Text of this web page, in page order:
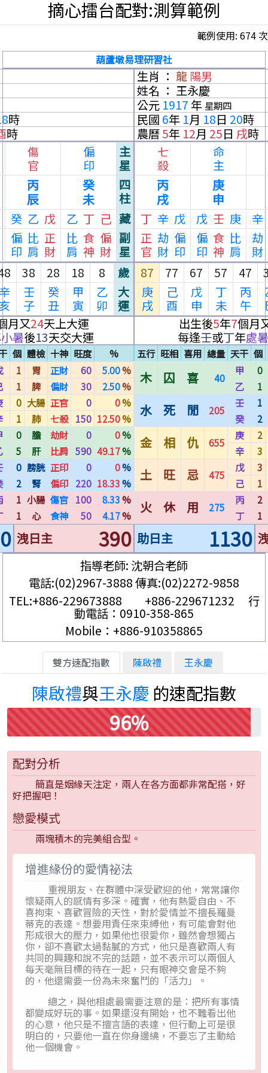
摘心擂台配對:測算範例
範例使用: 674 次
葫蘆墩易理研習社
時
時
傷
官
偏
印
主
星
丙
辰
癸
未
四
柱
癸 乙 戊 乙 丁 己 藏
偏
印
比
肩
正
財
比
肩
食
神
偏
財
副
星
38 28 18 8
歲
壬
子
癸
丑
甲
寅
乙
卯
大
運
月又24天上大運
小暑後13天交大運
個 體檢 十神 旺度
%
1 胃 正財 60 5.00%
1 脾 偏財 30 2.50%
0 大腸 正官 0 0%
1 肺 七殺 150 12.50%
0 膽 劫財 0 0%
5 肝 比肩 590 49.17%
0 膀胱 正印 0 0%
2 腎 偏印 220 18.33%
1 小腸 傷官 100 8.33%
1 心 食神 50 4.17%
洩日主 390
生肖 ： 龍陽男
姓名 ： 王永慶
公元 1917年 星期四
民國 6年 1月 18日 20時
農曆5年 12月 25日 戌時
七
殺
命
主
丙
戌
庚
申
丁 辛 戊 戊 壬 庚
辛
正
官
劫
財
偏
印
偏
印
食
神
比
肩
劫
財
87
77 67 57 47
庚
戌
己
酉
戊
申
丁
未
丙
午
出生後5年7個月
每逢壬或丁年處暑
五行 旺相 喜用 總量 天干 個
木 囚 喜 40
甲
0
乙
1
水 死 閒 205
壬
1
癸
2
金 相 仇 655
庚
2
辛
3
土 旺 忌 475
戊
3
己
1
火 休 用 275
丙
2
丁
1
助日主 1130
指導老師: 沈朝合老師
電話:(02)2967-3888 傳真:(02)2272-9858
TEL:+886-229673888 +886-229671232 行
動電話：0910-358-865
Mobile：+886-910358865
雙方速配指數 陳啟禮 王永慶
陳啟禮與王永慶 的速配指數
96%
配對分析
簡直是姻緣天注定，兩人在各方面都非常配搭，好
好把握吧！
戀愛模式
兩塊積木的完美組合型。
增進緣份的愛情祕法
重視朋友、在群體中深受歡迎的他，常常讓你
懷疑兩人的感情有多深。確實，他有熱愛自由、不
喜拘束、喜歡冒險的天性，對於愛情並不擅長羅曼
蒂克的表達。想要用責任來束縛他，有可能會對他
形成很大的壓力，如果他也很愛你，雖然會想獨占
你，卻不喜歡太過黏膩的方式，他只是喜歡兩人有
共同的興趣和說不完的話題，並不表示可以兩個人
每天毫無目標的待在一起，只有眼神交會是不夠
的，他還需要一份為未來奮鬥的「活力」。
總之，與他相處最需要注意的是：把所有事情
都變成好玩的事。如果還沒有開始，也不難看出他
的心意，他只是不擅言語的表達，但行動上可是很
明白的，只要他一直在你身邊繞，不要忘了主動給
他一個機會。